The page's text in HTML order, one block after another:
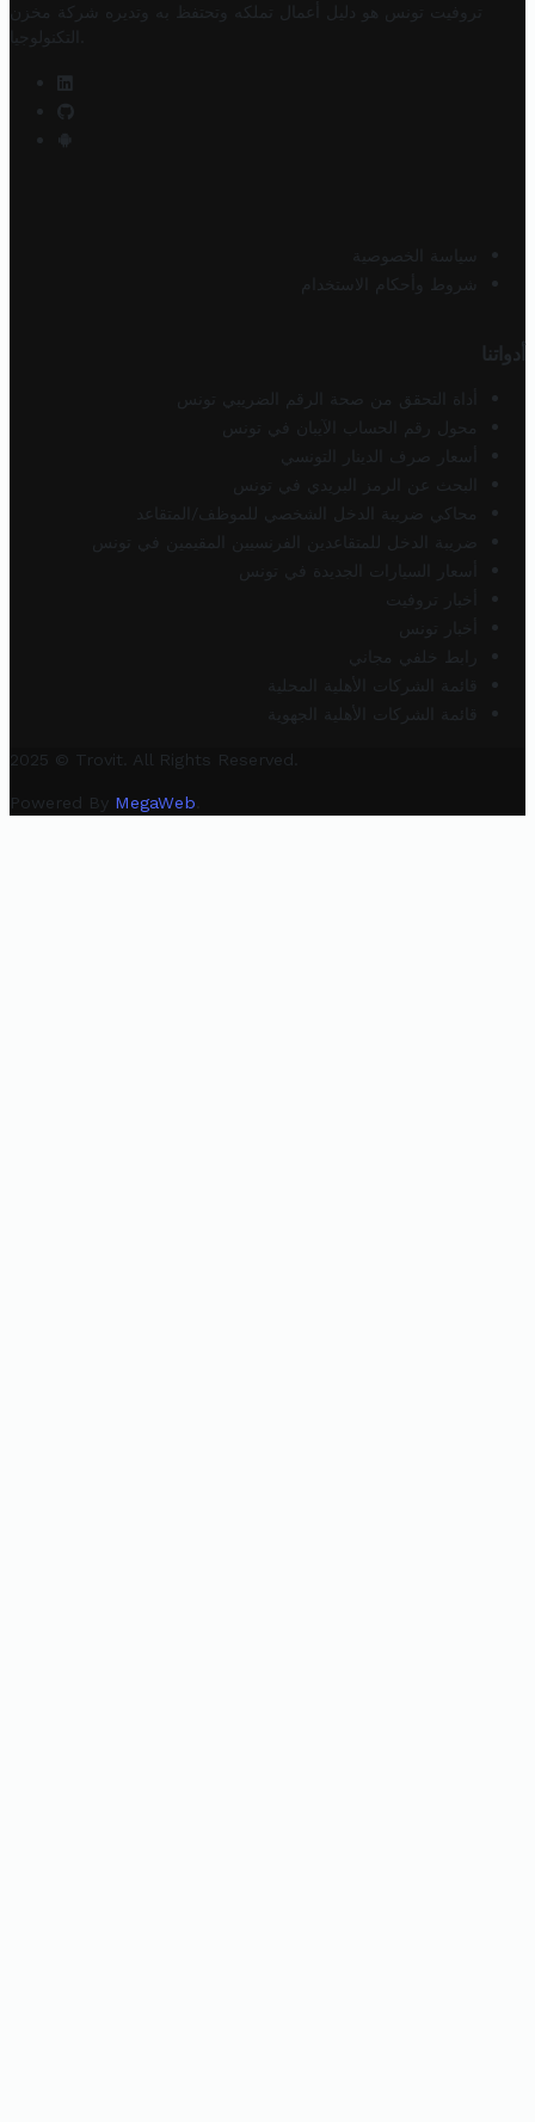
تروفيت تونس هو دليل أعمال تملكه وتحتفظ به وتديره
شركة مخزن
التكنولوجيا
سياسة الخصوصية
شروط وأحكام الاستخدام
أدواتنا
أداة التحقق من صحة الرقم الضريبي تونس
محول رقم الحساب الآيبان في تونس
أسعار صرف الدينار التونسي
البحث عن الرمز البريدي في تونس
محاكي ضريبة الدخل الشخصي للموظف/المتقاعد
ضريبة الدخل للمتقاعدين الفرنسيين المقيمين في تونس
أسعار السيارات الجديدة في تونس
أخبار تروفيت
أخبار تونس
رابط خلفي مجاني
قائمة الشركات الأهلية المحلية
قائمة الشركات الأهلية الجهوية
2025 © Trovit. All Rights Reserved.
Powered By MegaWeb